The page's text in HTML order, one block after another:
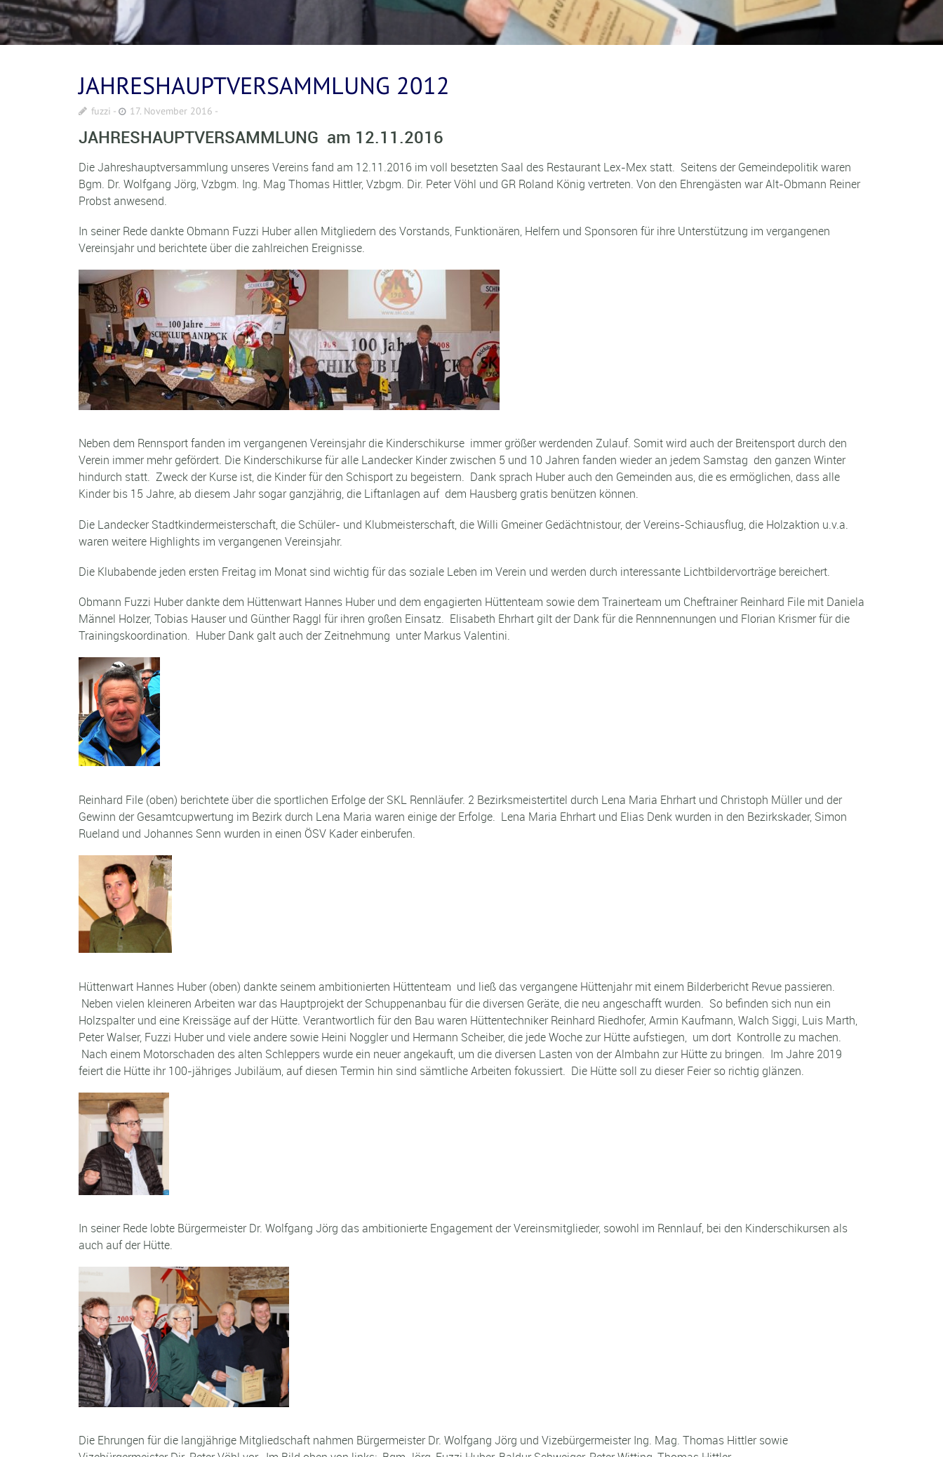
JAHRESHAUPTVERSAMMLUNG 2012
fuzzi 17. November 2016
JAHRESHAUPTVERSAMMLUNG am 12.11.2016
Die Jahreshauptversammlung unseres Vereins fand am 12.11.2016 im voll besetzten Saal des Restaurant Lex-Mex statt. Seitens der Gemeindepolitik waren
Bgm. Dr. Wolfgang Jörg, Vzbgm. Ing. Mag Thomas Hittler, Vzbgm. Dir. Peter Vöhl und GR Roland König vertreten. Von den Ehrengästen war Alt-Obmann Reiner
Probst anwesend.
In seiner Rede dankte Obmann Fuzzi Huber allen Mitgliedern des Vorstands, Funktionären, Helfern und Sponsoren für ihre Unterstützung im vergangenen
Vereinsjahr und berichtete über die zahlreichen Ereignisse.
Neben dem Rennsport fanden im vergangenen Vereinsjahr die Kinderschikurse immer größer werdenden Zulauf. Somit wird auch der Breitensport durch den
Verein immer mehr gefördert. Die Kinderschikurse für alle Landecker Kinder zwischen 5 und 10 Jahren fanden wieder an jedem Samstag den ganzen Winter
hindurch statt. Zweck der Kurse ist, die Kinder für den Schisport zu begeistern. Dank sprach Huber auch den Gemeinden aus, die es ermöglichen, dass alle
Kinder bis 15 Jahre, ab diesem Jahr sogar ganzjährig, die Liftanlagen auf dem Hausberg gratis benützen können.
Die Landecker Stadtkindermeisterschaft, die Schüler- und Klubmeisterschaft, die Willi Gmeiner Gedächtnistour, der Vereins-Schiausflug, die Holzaktion u.v.a.
waren weitere Highlights im vergangenen Vereinsjahr.
Die Klubabende jeden ersten Freitag im Monat sind wichtig für das soziale Leben im Verein und werden durch interessante Lichtbildervorträge bereichert.
Obmann Fuzzi Huber dankte dem Hüttenwart Hannes Huber und dem engagierten Hüttenteam sowie dem Trainerteam um Cheftrainer Reinhard File mit Daniela
Männel Holzer, Tobias Hauser und Günther Raggl für ihren großen Einsatz. Elisabeth Ehrhart gilt der Dank für die Rennnennungen und Florian Krismer für die
Trainingskoordination. Huber Dank galt auch der Zeitnehmung unter Markus Valentini.
Reinhard File (oben) berichtete über die sportlichen Erfolge der SKL Rennläufer. 2 Bezirksmeistertitel durch Lena Maria Ehrhart und Christoph Müller und der
Gewinn der Gesamtcupwertung im Bezirk durch Lena Maria waren einige der Erfolge. Lena Maria Ehrhart und Elias Denk wurden in den Bezirkskader, Simon
Rueland und Johannes Senn wurden in einen ÖSV Kader einberufen.
Hüttenwart Hannes Huber (oben) dankte seinem ambitionierten Hüttenteam und ließ das vergangene Hüttenjahr mit einem Bilderbericht Revue passieren.
Neben vielen kleineren Arbeiten war das Hauptprojekt der Schuppenanbau für die diversen Geräte, die neu angeschafft wurden. So befinden sich nun ein
Holzspalter und eine Kreissäge auf der Hütte. Verantwortlich für den Bau waren Hüttentechniker Reinhard Riedhofer, Armin Kaufmann, Walch Siggi, Luis Marth,
Peter Walser, Fuzzi Huber und viele andere sowie Heini Noggler und Hermann Scheiber, die jede Woche zur Hütte aufstiegen, um dort Kontrolle zu machen.
Nach einem Motorschaden des alten Schleppers wurde ein neuer angekauft, um die diversen Lasten von der Almbahn zur Hütte zu bringen. Im Jahre 2019
feiert die Hütte ihr 100-jähriges Jubiläum, auf diesen Termin hin sind sämtliche Arbeiten fokussiert. Die Hütte soll zu dieser Feier so richtig glänzen.
In seiner Rede lobte Bürgermeister Dr. Wolfgang Jörg das ambitionierte Engagement der Vereinsmitglieder, sowohl im Rennlauf, bei den Kinderschikursen als
auch auf der Hütte.
Die Ehrungen für die langjährige Mitgliedschaft nahmen Bürgermeister Dr. Wolfgang Jörg und Vizebürgermeister Ing. Mag. Thomas Hittler sowie